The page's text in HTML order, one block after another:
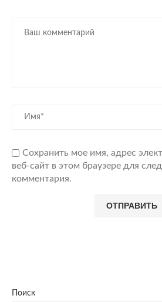
Сохранить мое имя, адрес
веб-сайт в этом браузере для
комментария.
Поиск